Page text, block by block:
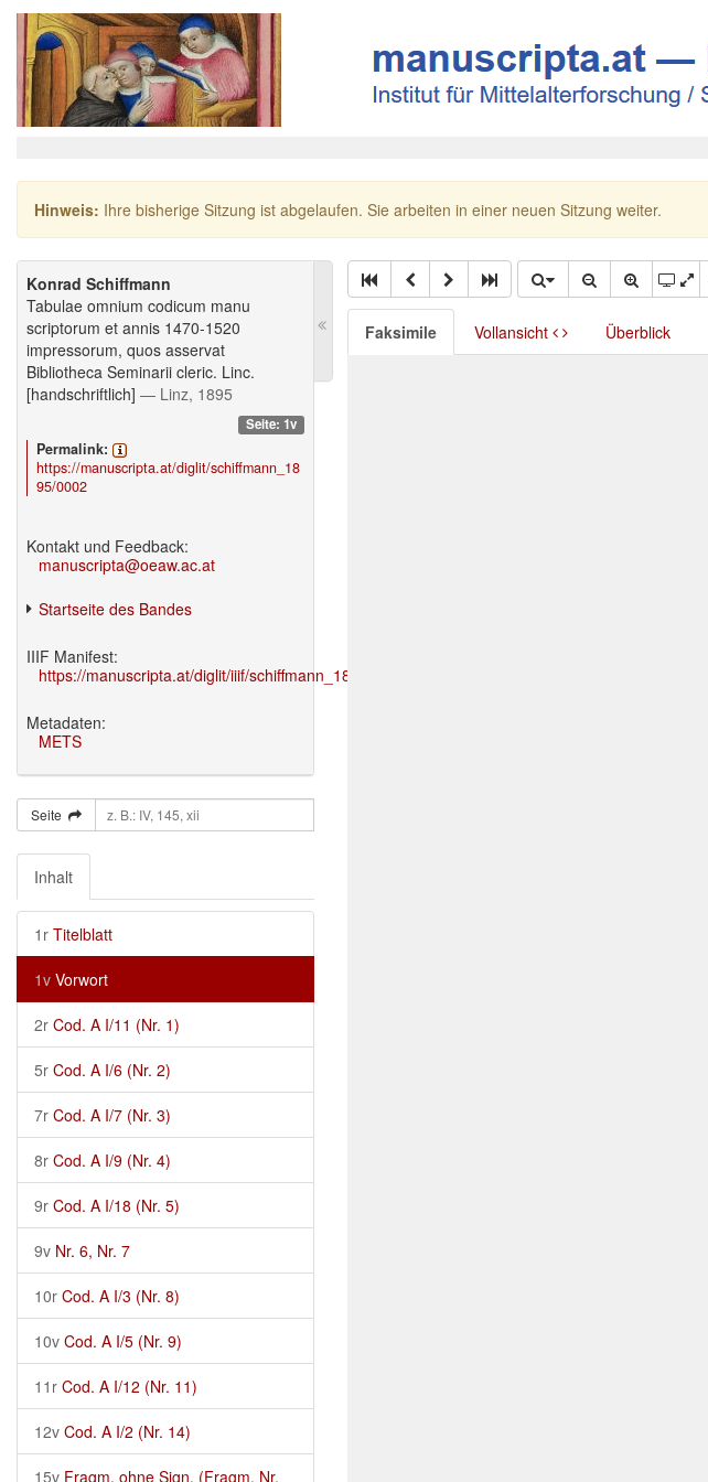
Hinweis: Ihre bisherige Sitzung ist abgelaufen. Sie arbeiten in einer neuen Sitzung weiter.
Konrad Schiffmann
Tabulae omnium codicum manu
scriptorum et annis 1470-1520
impressorum, quos asservat
Bibliotheca Seminarii cleric. Linc.
[handschriftlich] — Linz, 1895
Seite: 1v
Permalink:
https://manuscripta.at/diglit/schiffmann_18
95/0002
Kontakt und Feedback:
manuscripta@oeaw.ac.at
Startseite des Bandes
IIIF Manifest:
https://manuscripta.at/diglit/iiif/schiffmann_1895/manifest.json
Metadaten:
METS
Seite
Inhalt
1r Titelblatt
1v Vorwort
2r Cod. A I/11 (Nr. 1)
5r Cod. A I/6 (Nr. 2)
7r Cod. A I/7 (Nr. 3)
8r Cod. A I/9 (Nr. 4)
9r Cod. A I/18 (Nr. 5)
9v Nr. 6, Nr. 7
10r Cod. A I/3 (Nr. 8)
10v Cod. A I/5 (Nr. 9)
11r Cod. A I/12 (Nr. 11)
12v Cod. A I/2 (Nr. 14)
15v Fragm. ohne Sign. (Fragm. Nr.
Faksimile Vollansicht Überblick